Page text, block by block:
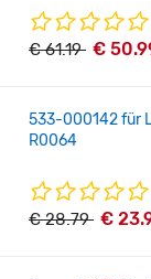
€ 61.19 €
533-000142 für
R0064
€ 28.79 €